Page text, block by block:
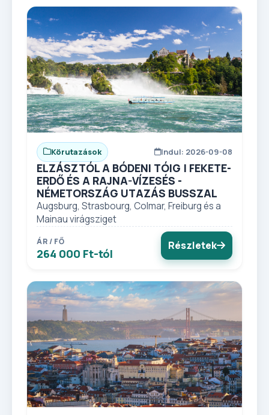
Körutazások Indul: 2026-09-08
ELZÁSZTÓL A BÓDENI TÓIG | FEKETE-
ERDŐ ÉS A RAJNA-VÍZESÉS -
NÉMETORSZÁG UTAZÁS BUSSZAL
Augsburg, Strasbourg, Colmar, Freiburg és a
Mainau virágsziget
ÁR / FŐ
264 000 Ft-tól
Részletek